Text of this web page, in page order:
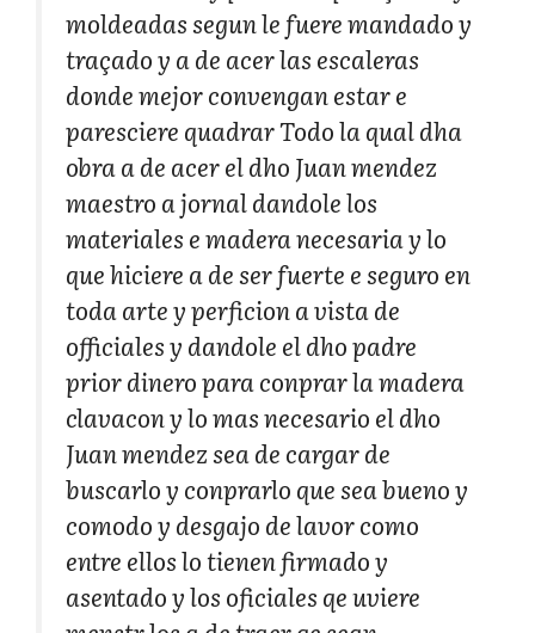
moldeadas segun le fuere mandado y
traçado y a de acer las escaleras
donde mejor convengan estar e
paresciere quadrar Todo la qual dha
obra a de acer el dho Juan mendez
maestro a jornal dandole los
materiales e madera necesaria y lo
que hiciere a de ser fuerte e seguro en
toda arte y perficion a vista de
officiales y dandole el dho padre
prior dinero para conprar la madera
clavacon y lo mas necesario el dho
Juan mendez sea de cargar de
buscarlo y conprarlo que sea bueno y
comodo y desgajo de lavor como
entre ellos lo tienen firmado y
asentado y los oficiales qe uviere